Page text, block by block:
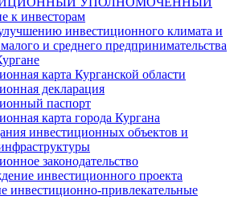
к инвесторам
инвестиционного климата и
и среднего предпринимательства
карта Курганской области
декларация
паспорт
карта города Кургана
инвестиционных объектов и
законодательство
инвестиционного проекта
инвестиционно-привлекательные